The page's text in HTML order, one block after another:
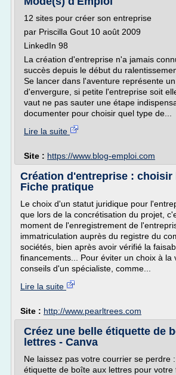
12 sites pour créer son entreprise
par Priscilla Gout 10 août 2009
LinkedIn 98
La création d'entreprise n'a jamais
succès depuis le début du
Se lancer dans l'aventure représente
d'envergure, si petite l'entreprise soit
vaut ne pas sauter une étape
documenter pour choisir quel type de...
Lire la suite
Site : https://www.blog-emploi.com
Création d'entreprise : choisir
Fiche pratique
Le choix d'un statut juridique pour
que lors de la concrétisation du projet,
moment de l'enregistrement de
immatriculation auprès du registre du
sociétés, bien après avoir vérifié la
financements... Pour éviter un choix à la
conseils d'un spécialiste, comme...
Lire la suite
Site : http://www.pearltrees.com
Créez une belle étiquette de
lettres - Canva
Ne laissez pas votre courrier se perdre
étiquette de boîte aux lettres pour votre